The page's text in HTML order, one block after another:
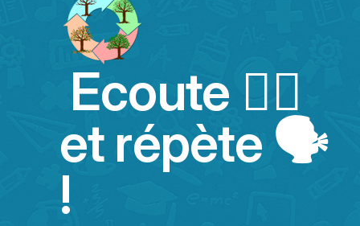
Ecoute 👂🏻
et répète 🗣️
!